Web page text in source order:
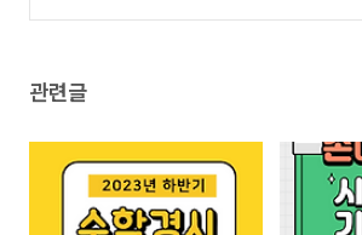
관련글